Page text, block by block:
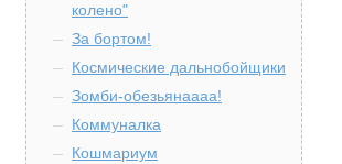
колено"
За бортом!
Космические дальнобойщики
Зомби-обезьянаааа!
Коммуналка
Кошмариум